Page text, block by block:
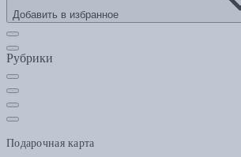
Добавить в избранное
Рубрики
Подарочная карта